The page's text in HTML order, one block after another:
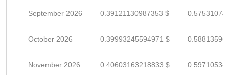
September 2026 0.39121130987353 $
October 2026 0.39993245594971 $
November 2026 0.40603163218833 $